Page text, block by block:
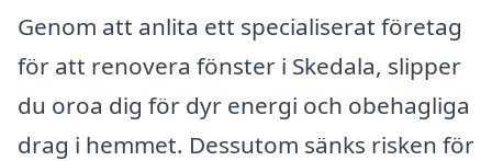
Genom att anlita ett specialiserat företag
för att renovera fönster i Skedala, slipper
du oroa dig för dyr energi och obehagliga
drag i hemmet. Dessutom sänks risken för